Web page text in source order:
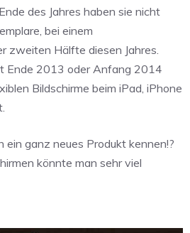
des Jahres haben sie nicht
bei einem
zweiten Hälfte diesen Jahres.
Ende 2013 oder Anfang 2014
Bildschirme beim iPad, iPhone
ein ganz neues Produkt kennen!?
könnte man sehr viel